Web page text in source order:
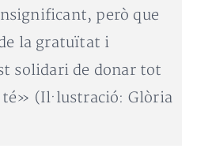
però que
la gratuïtat i
solidari de donar tot
té» (Il·lustració: Glòria